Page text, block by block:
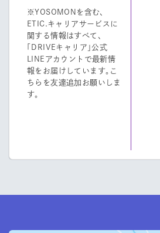
※YOSOMONを含む、
ETIC.キャリアサービスに
関する情報はすべて、
「DRIVEキャリア」公式
LINEアカウントで最新情
報をお届けしています。こ
ちらを友達追加お願いしま
す。